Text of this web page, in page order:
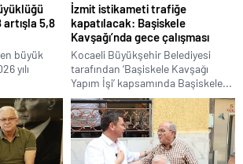
artışla 5,8
büyük
yılı
İzmit istikameti trafiğe
kapatılacak: Başiskele
Kavşağı’nda gece çalışması
Kocaeli Büyükşehir Belediyesi
tarafından ‘Başiskele Kavşağı
Yapım İşi’ kapsamında Başiskele...